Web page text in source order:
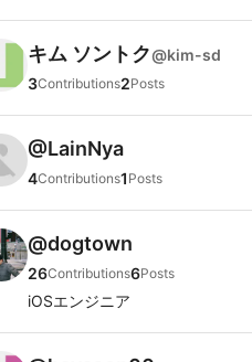
キム ソントク@kim-sd
3Contributions2Posts
@LainNya
4Contributions1 Posts
@dogtown
26Contributions6Posts
iOSエンジニア